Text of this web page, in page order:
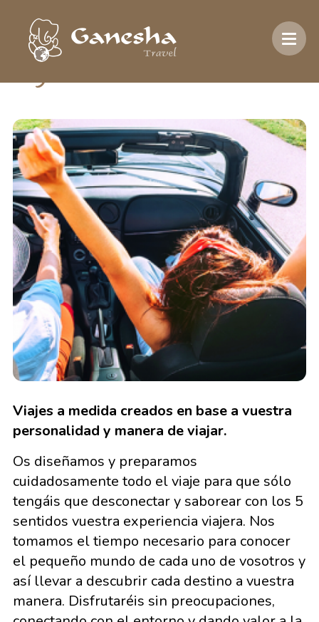
Inicio / Fly & Drive
Fly & Drive
Viajes a medida creados en base a vuestra
personalidad y manera de viajar.
Os diseñamos y preparamos
cuidadosamente todo el viaje para que sólo
tengáis que desconectar y saborear con los 5
sentidos vuestra experiencia viajera. Nos
tomamos el tiempo necesario para conocer
el pequeño mundo de cada uno de vosotros y
así llevar a descubrir cada destino a vuestra
manera. Disfrutaréis sin preocupaciones,